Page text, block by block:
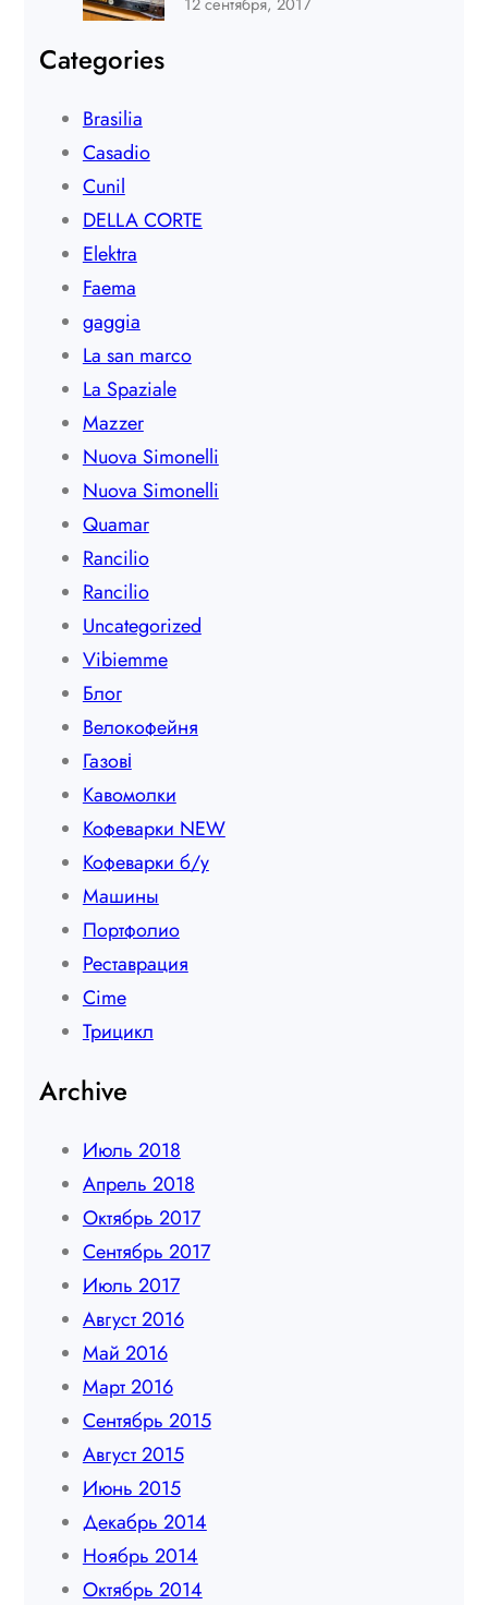
Categories
Brasilia
Casadio
Cunil
DELLA CORTE
Elektra
Faema
gaggia
La san marco
La Spaziale
Mazzer
Nuova Simonelli
Nuova Simonelli
Quamar
Rancilio
Rancilio
Uncategorized
Vibiemme
Блог
Велокофейня
Газові
Кавомолки
Кофеварки NEW
Кофеварки б/у
Машины
Портфолио
Реставрация
Сime
Трицикл
Archive
Июль 2018
Апрель 2018
Октябрь 2017
Сентябрь 2017
Июль 2017
Август 2016
Май 2016
Март 2016
Сентябрь 2015
Август 2015
Июнь 2015
Декабрь 2014
Ноябрь 2014
Октябрь 2014